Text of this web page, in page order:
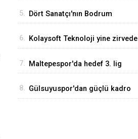
5. Dört Sanatçı'nın Bodrum
6. Kolaysoft Teknoloji yine zirvede
7. Maltepespor'da hedef 3. lig
8. Gülsuyuspor'dan güçlü kadro